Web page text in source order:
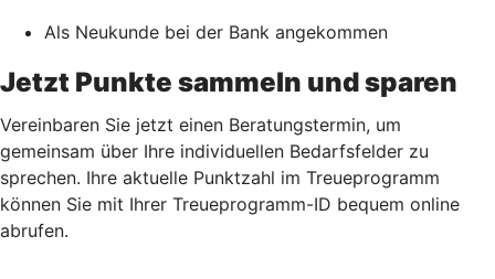
Als Neukunde bei der Bank angekommen
Jetzt Punkte sammeln und sparen
Vereinbaren Sie jetzt einen Beratungstermin, um
gemeinsam über Ihre individuellen Bedarfsfelder zu
sprechen. Ihre aktuelle Punktzahl im Treueprogramm
können Sie mit Ihrer Treueprogramm-ID bequem online
abrufen.